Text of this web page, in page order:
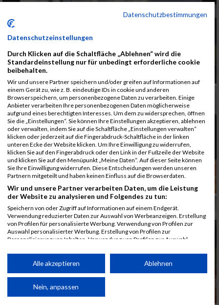
Datenschutzbestimmungen
Datenschutzeinstellungen
Durch Klicken auf die Schaltfläche „Ablehnen“ wird die
Standardeinstellung nur für unbedingt erforderliche cookie
beibehalten.
Wir und unsere Partner speichern und/oder greifen auf Informationen auf
einem Gerät zu, wie z. B. eindeutige IDs in cookie und anderen
Browserspeichern, um personenbezogene Daten zu verarbeiten. Einige
Anbieter verarbeiten Ihre personenbezogenen Daten möglicherweise
aufgrund eines berechtigten Interesses. Um dem zu widersprechen, öffnen
Sie die „Einstellungen“. Sie können Ihre Einstellungen akzeptieren, ablehnen
oder verwalten, indem Sie auf die Schaltfläche „Einstellungen verwalten“
klicken oder jederzeit auf die Fingerabdruck-Schaltfläche in der linken
unteren Ecke der Website klicken. Um Ihre Einwilligung zu widerrufen,
klicken Sie auf den Fingerabdruck oder den Link in der Fußzeile der Website
und klicken Sie auf den Menüpunkt „Meine Daten“. Auf dieser Seite können
Sie Ihre Einwilligung widerrufen. Diese Entscheidungen werden unseren
Partnern mitgeteilt und haben keinen Einfluss auf die Browserdaten.
Wir und unsere Partner verarbeiten Daten, um die Leistung
der Website zu analysieren und Folgendes zu tun:
Speichern von oder Zugriff auf Informationen auf einem Endgerät.
Verwendung reduzierter Daten zur Auswahl von Werbeanzeigen. Erstellung
von Profilen für personalisierte Werbung. Verwendung von Profilen zur
Auswahl personalisierter Werbung. Erstellung von Profilen zur
Personalisierung von Inhalten. Verwendung von Profilen zur Auswahl
Performance von Inhalten. Analyse von Zielgruppen durch Statistiken oder
Kombinationen von Daten aus verschiedenen Quellen. Entwicklung und
von Inhalten.
Daten können außerhalb der Europäischen Union weitergegeben und in die
Alle akzeptieren Ablehnen
Nein, anpassen